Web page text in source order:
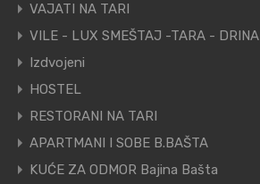
VAJATI NA TARI
VILE - LUX SMEŠTAJ -TARA - DRINA
Izdvojeni
HOSTEL
RESTORANI NA TARI
APARTMANI I SOBE B.BAŠTA
KUĆE ZA ODMOR Bajina Bašta